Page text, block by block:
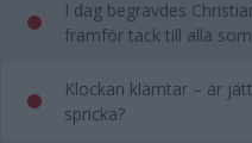
I dag begravdes
framför tack till alla
Klockan klämtar – är
spricka?